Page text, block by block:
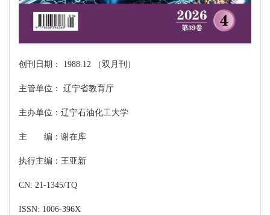
创刊日期： 1988.12 （双月刊）
主管单位： 辽宁省教育厅
主办单位：辽宁石油化工大学
主 编：谢在库
执行主编：王亚新
CN: 21-1345/TQ
ISSN: 1006-396X